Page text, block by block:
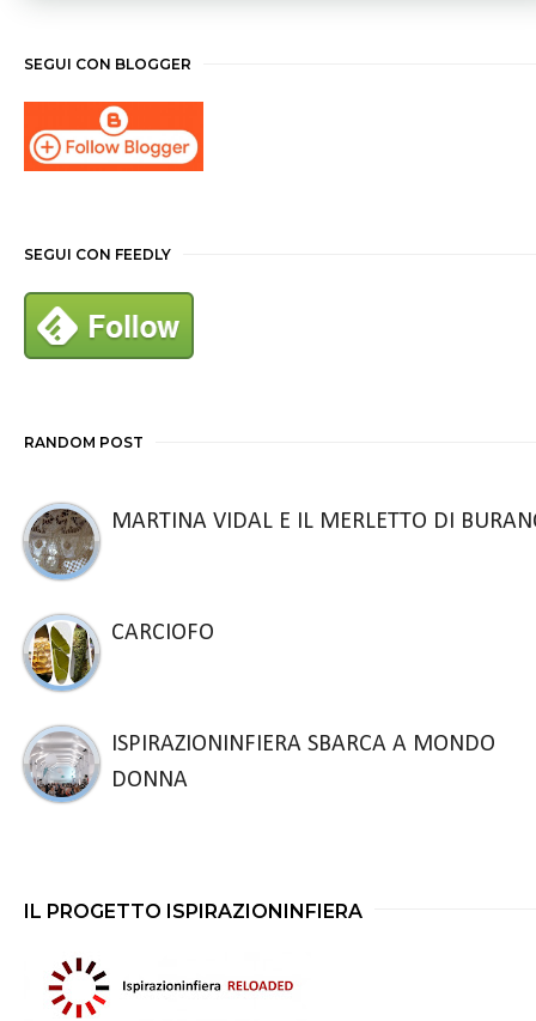
SEGUI CON BLOGGER
SEGUI CON FEEDLY
RANDOM POST
MARTINA VIDAL E IL MERLETTO DI
CARCIOFO
ISPIRAZIONINFIERA SBARCA A MONDO
DONNA
IL PROGETTO ISPIRAZIONINFIERA